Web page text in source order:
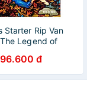
Starter Rip Van
Legend of
96.600 đ